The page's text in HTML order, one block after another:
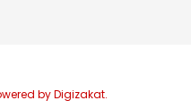
by Digizakat.